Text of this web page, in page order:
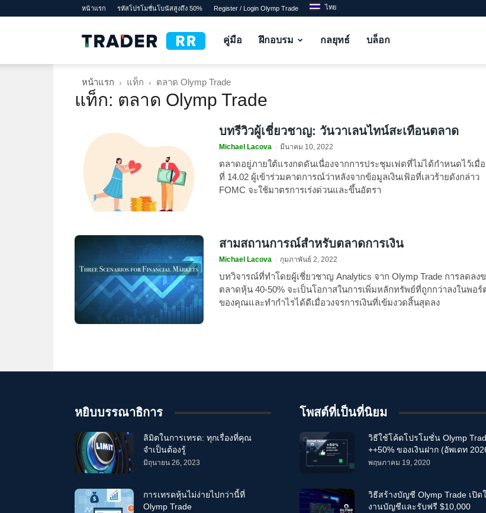
หน้าแรก รหัสโปรโมชั่นโบนัสสูงถึง 50% Register / Login Olymp Trade ไทย
TraderRR
คู่มือ ฝึกอบรม กลยุทธ์ บล็อก
หน้าแรก แท็ก ตลาด Olymp Trade
แท็ก: ตลาด Olymp Trade
บทรีวิวผู้เชี่ยวชาญ: วันวาเลนไทน์สะเทือนตลาด
Michael Lacova - มีนาคม 10, 2022
ตลาดอยู่ภายใต้แรงกดดันเนื่องจากการประชุมเฟดที่ไม่ได้กำหนดไว้เมื่
ที่ 14.02 ผู้เข้าร่วมคาดการณ์ว่าหลังจากข้อมูลเงินเฟ้อที่เลวร้ายดังกล่าว
FOMC จะใช้มาตรการเร่งด่วนและขึ้นอัตรา
สามสถานการณ์สำหรับตลาดการเงิน
Michael Lacova - กุมภาพันธ์ 2, 2022
บทวิจารณ์ที่ทำโดยผู้เชี่ยวชาญ Analytics จาก Olymp Trade การลดลง
ตลาดหุ้น 40-50% จะเป็นโอกาสในการเพิ่มหลักทรัพย์ที่ถูกกว่าลงในพอร์
ของคุณและทำกำไรได้ดีเมื่อวงจรการเงินที่เข้มงวดสิ้นสุดลง
หยิบบรรณาธิการ
ลิมิตในการเทรด: ทุกเรื่องที่คุณ
จำเป็นต้องรู้
มิถุนายน 26, 2023
การเทรดหุ้นไม่ง่ายไปกว่านี้ที่
Olymp Trade
โพสต์ที่เป็นที่นิยม
วิธีใช้โค้ดโปรโมชั่น Olymp
++50% ของเงินฝาก (อัพเดท
พฤษภาคม 19, 2020
วิธีสร้างบัญชี Olymp Trade เปิด
งานบัญชีและรับฟรี $10,000